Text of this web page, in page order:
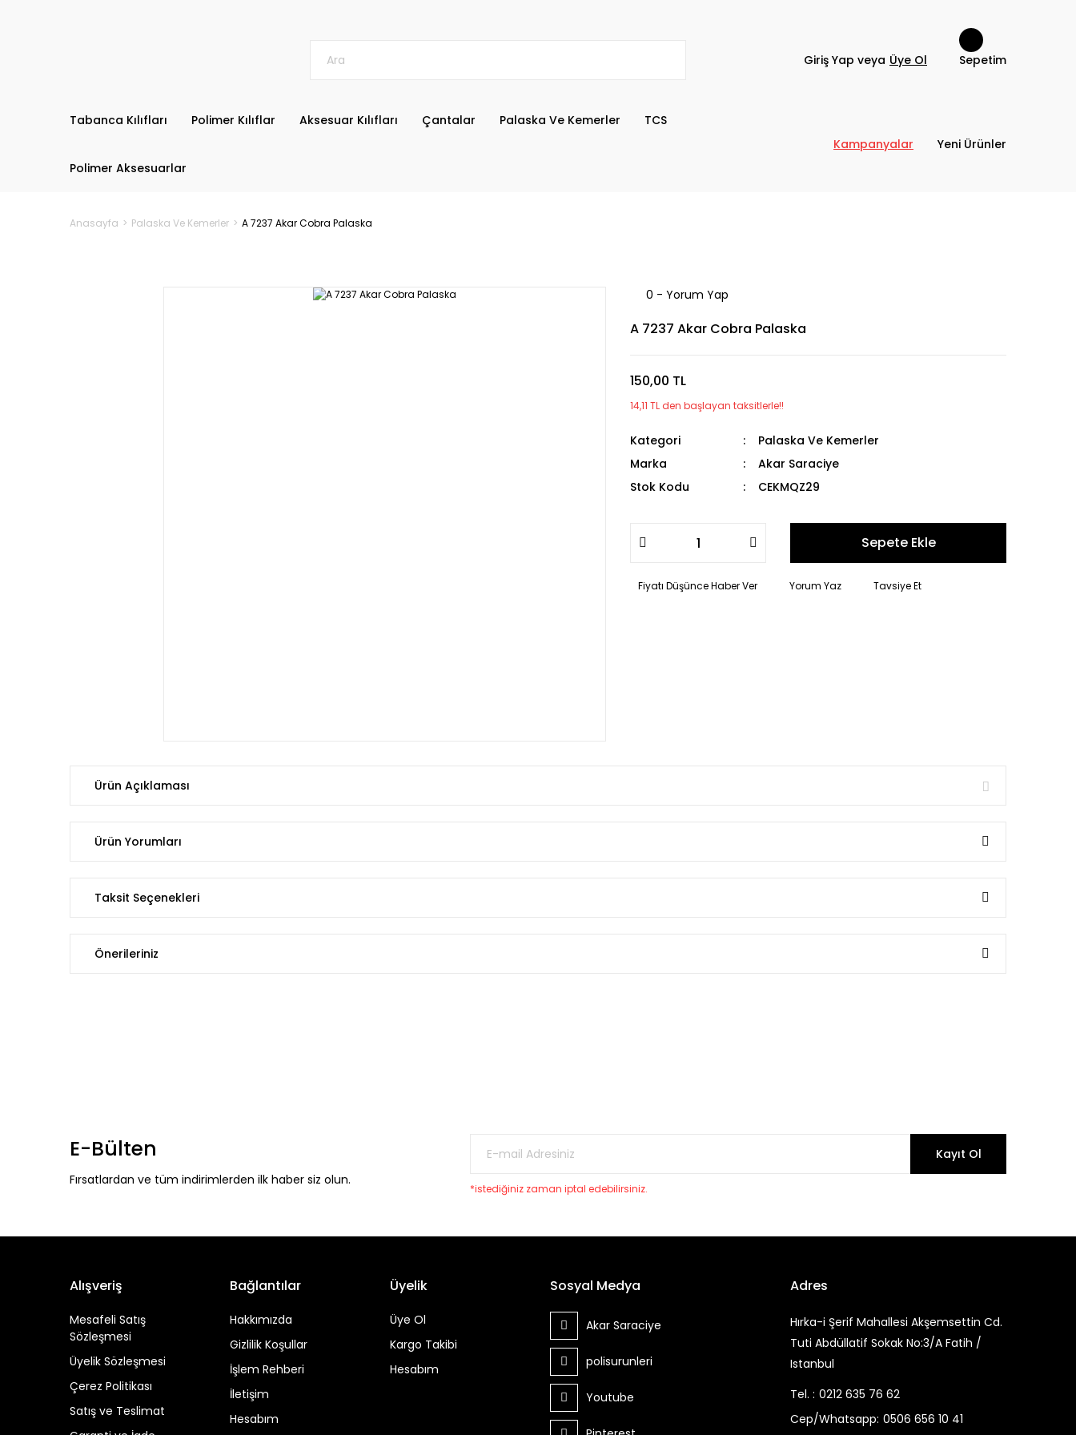
Giriş Yap veya Üye Ol Sepetim
Tabanca Kılıfları Polimer Kılıflar Aksesuar Kılıfları Çantalar Palaska Ve Kemerler TCS
Polimer Aksesuarlar
Kampanyalar Yeni Ürünler
Anasayfa Palaska Ve Kemerler A 7237 Akar Cobra Palaska
0 - Yorum Yap
A 7237 Akar Cobra Palaska
150,00 TL
14,11 TL den başlayan taksitlerle!!
Kategori
Palaska Ve Kemerler
Marka
Akar Saraciye
Stok Kodu
CEKMQZ29
Sepete Ekle
Fiyatı Düşünce Haber Ver Yorum Yaz Tavsiye Et
Ürün Açıklaması
Ürün Yorumları
Taksit Seçenekleri
Önerileriniz
E-Bülten
Fırsatlardan ve tüm indirimlerden ilk haber siz olun.
Kayıt Ol
*istediğiniz zaman iptal edebilirsiniz.
Alışveriş
Mesafeli Satış
Sözleşmesi
Üyelik Sözleşmesi
Çerez Politikası
Satış ve Teslimat
Bağlantılar
Hakkımızda
Gizlilik Koşullar
İşlem Rehberi
İletişim
Hesabım
Üyelik
Üye Ol
Kargo Takibi
Hesabım
Sosyal Medya
Akar Saraciye
polisurunleri
Youtube
Adres
Hırka-i Şerif Mahallesi Akşemsettin Cd.
Tuti Abdüllatif Sokak No:3/A Fatih /
Istanbul
Tel. : 0212 635 76 62
Cep/Whatsapp: 0506 656 10 41